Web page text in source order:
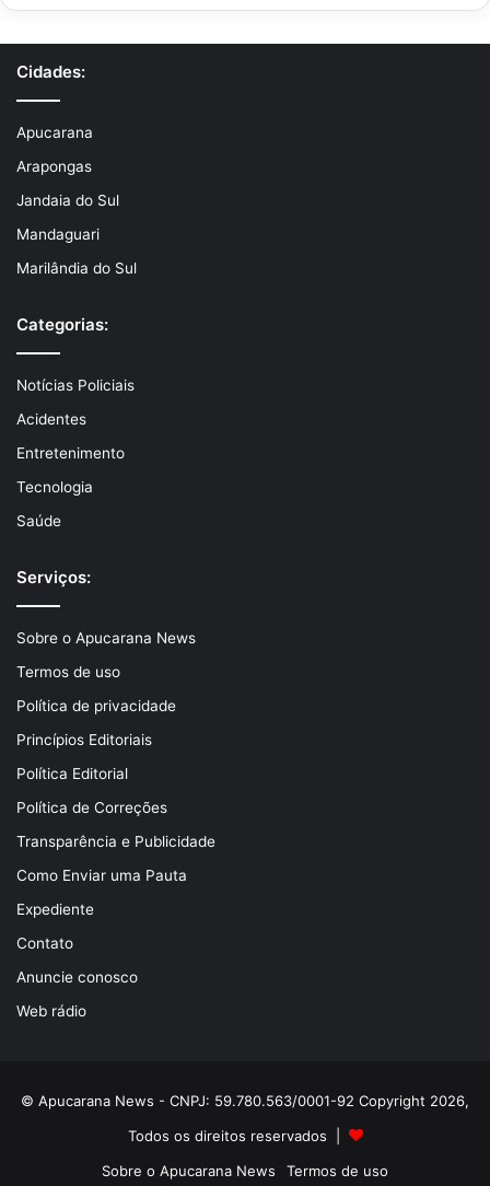
Cidades:
Apucarana
Arapongas
Jandaia do Sul
Mandaguari
Marilândia do Sul
Categorias:
Notícias Policiais
Acidentes
Entretenimento
Tecnologia
Saúde
Serviços:
Sobre o Apucarana News
Termos de uso
Política de privacidade
Princípios Editoriais
Política Editorial
Política de Correções
Transparência e Publicidade
Como Enviar uma Pauta
Expediente
Contato
Anuncie conosco
Web rádio
© Apucarana News - CNPJ: 59.780.563/0001-92 Copyright 2026,
Todos os direitos reservados |
Sobre o Apucarana News
Termos de uso